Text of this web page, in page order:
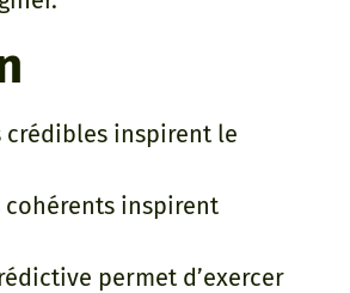
crédibles inspirent le
cohérents inspirent
permet d’exercer